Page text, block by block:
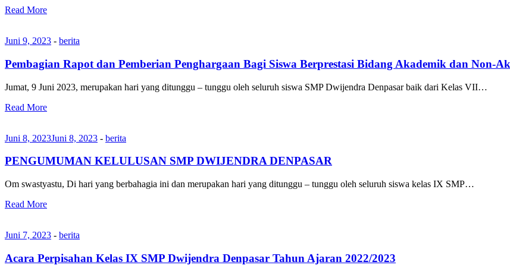
Read More
Juni 9, 2023 - berita
Pembagian Rapot dan Pemberian Penghargaan Bagi Siswa Berprestasi Bidang Akademik dan Non-
Jumat, 9 Juni 2023, merupakan hari yang ditunggu – tunggu oleh seluruh siswa SMP Dwijendra Denpasar baik dari Kelas VII…
Read More
Juni 8, 2023Juni 8, 2023 - berita
PENGUMUMAN KELULUSAN SMP DWIJENDRA DENPASAR
Om swastyastu, Di hari yang berbahagia ini dan merupakan hari yang ditunggu – tunggu oleh seluruh siswa kelas IX SMP…
Read More
Juni 7, 2023 - berita
Acara Perpisahan Kelas IX SMP Dwijendra Denpasar Tahun Ajaran 2022/2023